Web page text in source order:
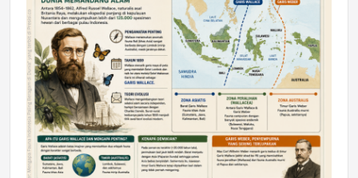
DAERAH
Astra Motor Kalimantan Timur 2 Dukung
Mahasiswa Samarinda dalam Astra
Honda SDGs Future Leaders 2026
Jumat, 10 Jul 2026 19:01